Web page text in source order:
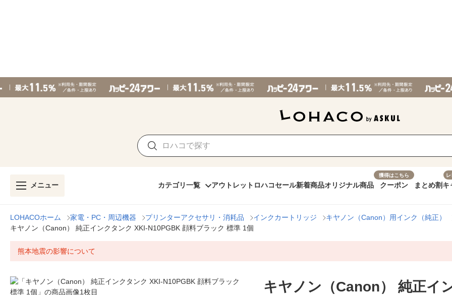
メニュー カテゴリ一覧 アウトレット ロハコセール新着商品オリジナル商品
獲得はこちら
クーポン まとめ割キ
LOHACOホーム 家電・PC・周辺機器 プリンターアクセサリ・消耗品 インクカートリッジ
キヤノン（Canon）用インク（純正）
キヤノン（Canon） 純正インクタンク XKI-N10PGBK 顔料ブラック 標準 1個
熊本地震の影響について
キヤノン（Canon） 純正イ